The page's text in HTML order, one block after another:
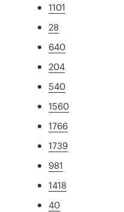
1101
28
640
204
540
1560
1766
1739
981
1418
40